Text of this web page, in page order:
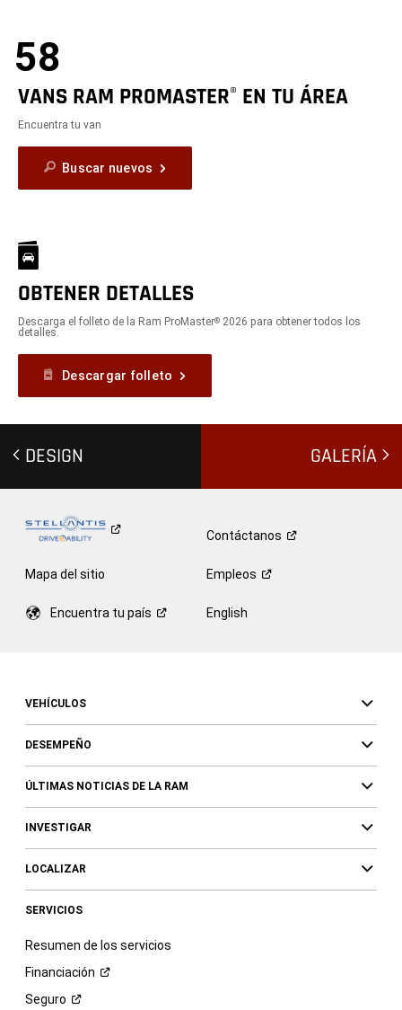
58
VANS RAM PROMASTER® EN TU ÁREA
Encuentra tu van
Buscar nuevos
OBTENER DETALLES
Descarga el folleto de la Ram ProMaster® 2026 para obtener todos los
detalles.
Descargar folleto
DESIGN GALERÍA
Contáctanos
Mapa del sitio Empleos
Encuentra tu país English
VEHÍCULOS
DESEMPEÑO
ÚLTIMAS NOTICIAS DE LA RAM
INVESTIGAR
LOCALIZAR
SERVICIOS
Resumen de los servicios
Financiación
Seguro